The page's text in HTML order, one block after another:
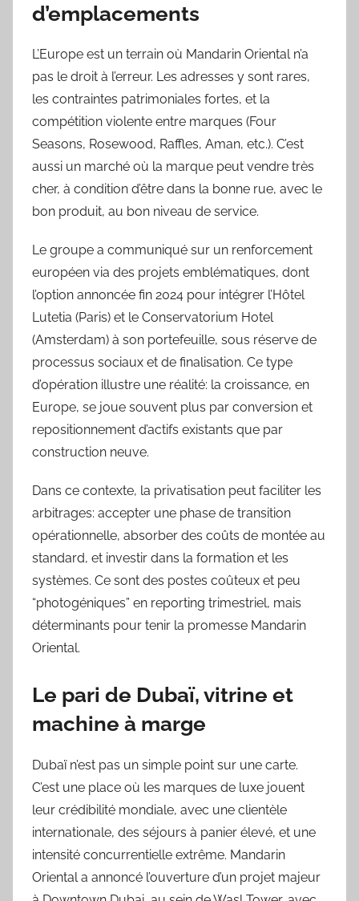
d’emplacements
L’Europe est un terrain où Mandarin Oriental n’a
pas le droit à l’erreur. Les adresses y sont rares,
les contraintes patrimoniales fortes, et la
compétition violente entre marques (Four
Seasons, Rosewood, Raffles, Aman, etc.). C’est
aussi un marché où la marque peut vendre très
cher, à condition d’être dans la bonne rue, avec le
bon produit, au bon niveau de service.
Le groupe a communiqué sur un renforcement
européen via des projets emblématiques, dont
l’option annoncée fin 2024 pour intégrer l’Hôtel
Lutetia (Paris) et le Conservatorium Hotel
(Amsterdam) à son portefeuille, sous réserve de
processus sociaux et de finalisation. Ce type
d’opération illustre une réalité: la croissance, en
Europe, se joue souvent plus par conversion et
repositionnement d’actifs existants que par
construction neuve.
Dans ce contexte, la privatisation peut faciliter les
arbitrages: accepter une phase de transition
opérationnelle, absorber des coûts de montée au
standard, et investir dans la formation et les
systèmes. Ce sont des postes coûteux et peu
“photogéniques” en reporting trimestriel, mais
déterminants pour tenir la promesse Mandarin
Oriental.
Le pari de Dubaï, vitrine et
machine à marge
Dubaï n’est pas un simple point sur une carte.
C’est une place où les marques de luxe jouent
leur crédibilité mondiale, avec une clientèle
internationale, des séjours à panier élevé, et une
intensité concurrentielle extrême. Mandarin
Oriental a annoncé l’ouverture d’un projet majeur